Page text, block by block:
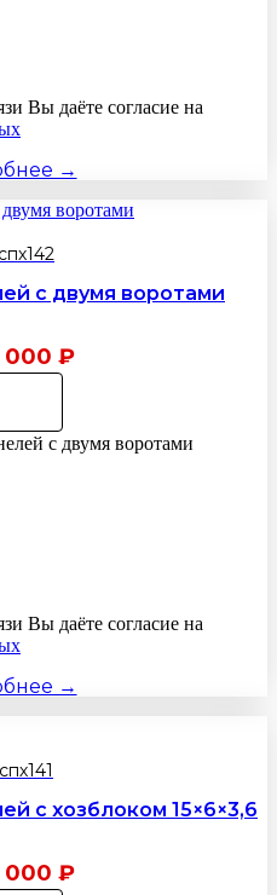
Вы даёте согласие на
→
с двумя воротами
000 ₽
с двумя воротами
Вы даёте согласие на
→
с хозблоком 15×6×3,6
000 ₽